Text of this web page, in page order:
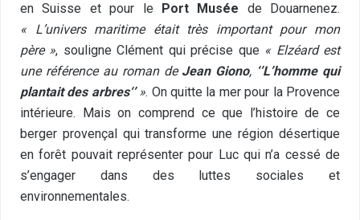
en Suisse et pour le Port Musée de Douarnenez.
« L’univers maritime était très important pour mon
père », souligne Clément qui précise que « Elzéard est
une référence au roman de Jean Giono, ‘’L’homme qui
plantait des arbres‘’». On quitte la mer pour la Provence
intérieure. Mais on comprend ce que l’histoire de ce
berger provençal qui transforme une région désertique
en forêt pouvait représenter pour Luc qui n’a cessé de
s’engager dans des luttes sociales et
environnementales.